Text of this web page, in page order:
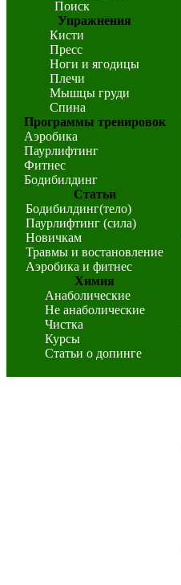
Поиск
Упражнения
Кисти
Пресс
Ноги и ягодицы
Плечи
Мышцы груди
Спина
Программы тренировок
Аэробика
Паурлифтинг
Фитнес
Бодибилдинг
Статьи
Бодибилдинг(тело)
Паурлифтинг (сила)
Новичкам
Травмы и востановление
Аэробика и фитнес
Химия
Анаболические
Не анаболические
Чистка
Курсы
Статьи о допинге